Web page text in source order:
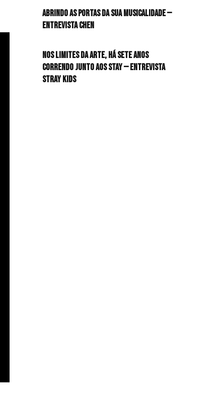
Abrindo as portas da sua musicalidade —
Entrevista CHEN
Nos limites da arte, há sete anos
correndo junto aos STAY — Entrevista
Stray Kids